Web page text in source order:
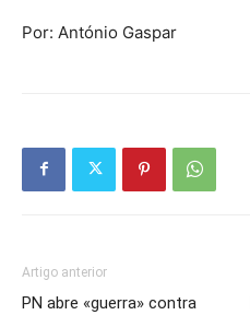
Por: António Gaspar
Artigo anterior
PN abre «guerra» contra